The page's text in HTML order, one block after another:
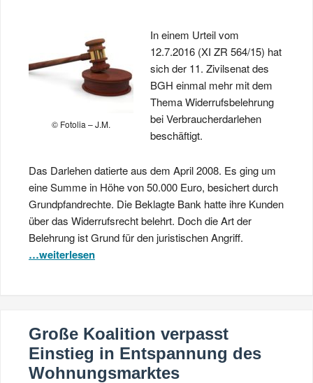
© Fotolia – J.M.
In einem Urteil vom
12.7.2016 (XI ZR 564/15) hat
sich der 11. Zivilsenat des
BGH einmal mehr mit dem
Thema Widerrufsbelehrung
bei Verbraucherdarlehen
beschäftigt.
Das Darlehen datierte aus dem April 2008. Es ging um
eine Summe in Höhe von 50.000 Euro, besichert durch
Grundpfandrechte. Die Beklagte Bank hatte ihre Kunden
über das Widerrufsrecht belehrt. Doch die Art der
Belehrung ist Grund für den juristischen Angriff.
…weiterlesen
Große Koalition verpasst
Einstieg in Entspannung des
Wohnungsmarktes